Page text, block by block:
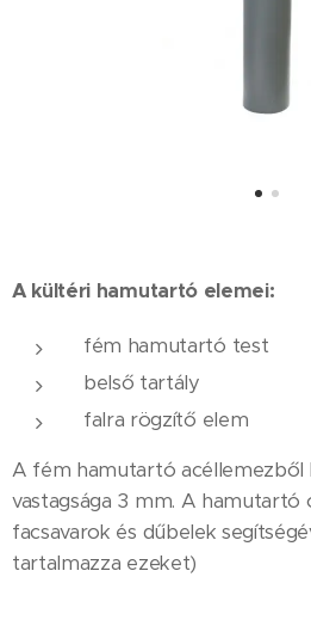
A kültéri hamutartó elemei:
fém hamutartó test
belső tartály
falra rögzítő elem
A fém hamutartó acéllemezből
vastagsága 3 mm. A hamutartó
facsavarok és dűbelek
tartalmazza ezeket)